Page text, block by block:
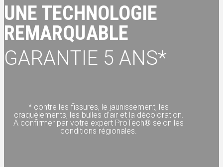
UNE TECHNOLOGIE
REMARQUABLE
GARANTIE 5 ANS*
* contre les fissures, le jaunissement, les
craquèlements, les bulles d’air et la décoloration.
A confirmer par votre expert ProTech® selon les
conditions régionales.